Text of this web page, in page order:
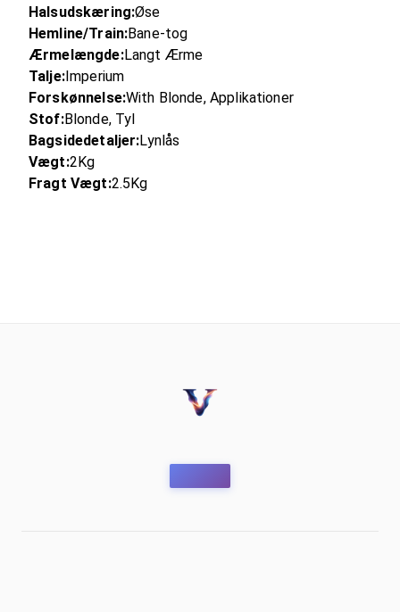
Halsudskæring:Øse
Hemline/Train:Bane-tog
Ærmelængde:Langt Ærme
Talje:Imperium
Forskønnelse:With Blonde, Applikationer
Stof:Blonde, Tyl
Bagsidedetaljer:Lynlås
Vægt:2Kg
Fragt Vægt:2.5Kg